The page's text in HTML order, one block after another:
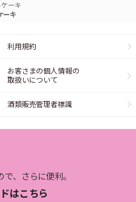
ケーキ
ーキ
利用規約
お客さまの個人情報の
取扱いについて
酒類販売管理者標識
、さらに便利。
はこちら